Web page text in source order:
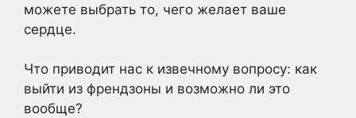
можете выбрать то, чего желает ваше
сердце.
Что приводит нас к извечному вопросу: как
выйти из френдзоны и возможно ли это
вообще?